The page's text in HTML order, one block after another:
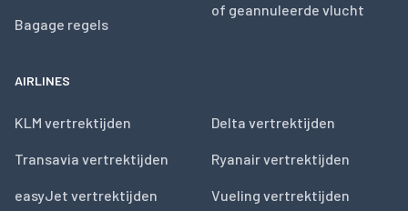
Bagage regels
of geannuleerde vlucht
AIRLINES
KLM vertrektijden
Transavia vertrektijden
easyJet vertrektijden
Delta vertrektijden
Ryanair vertrektijden
Vueling vertrektijden